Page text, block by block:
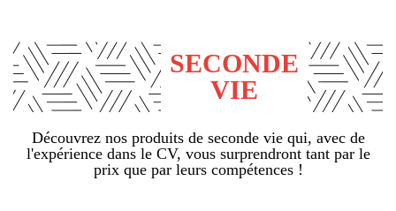
SECONDE
VIE
Découvrez nos produits de seconde vie qui, avec de
l'expérience dans le CV, vous surprendront tant par le
prix que par leurs compétences !